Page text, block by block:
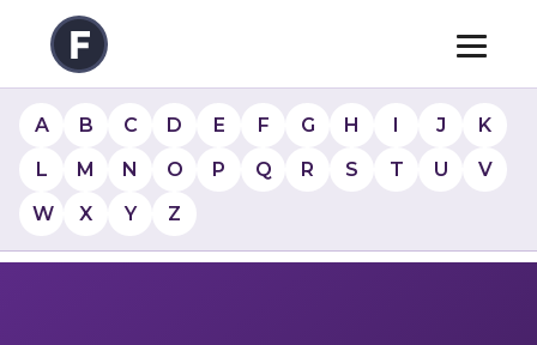
A B C D E F G H I J
K
L
M N O P Q R S T U
V
W
X Y Z